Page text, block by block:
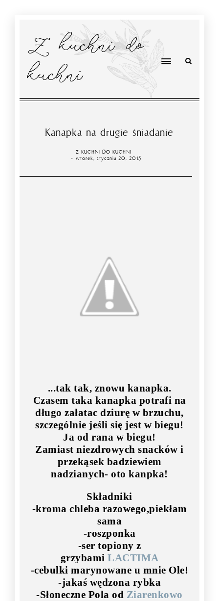
Z kuchni do
kuchni
Kanapka na drugie śniadanie
Z KUCHNI DO KUCHNI
wtorek, stycznia 20, 2015
...tak tak, znowu kanapka.
Czasem taka kanapka potrafi na
długo załatac dziurę w brzuchu,
szczególnie jeśli się jest w biegu!
Ja od rana w biegu!
Zamiast niezdrowych snacków i
przekąsek badziewiem
nadzianych- oto kanpka!
Składniki
-kroma chleba razowego,piekłam
sama
-roszponka
-ser topiony z
grzybami LACTIMA
-cebulki marynowane u mnie Ole!
-jakaś wędzona rybka
-Słoneczne Pola od Ziarenkowo